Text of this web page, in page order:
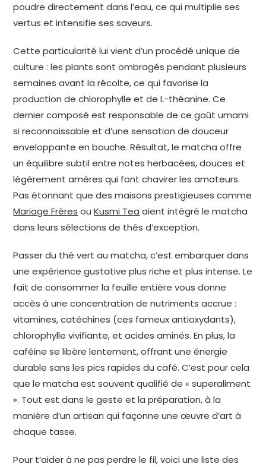
poudre directement dans l’eau, ce qui multiplie ses
vertus et intensifie ses saveurs.
Cette particularité lui vient d’un procédé unique de
culture : les plants sont ombragés pendant plusieurs
semaines avant la récolte, ce qui favorise la
production de chlorophylle et de L-théanine. Ce
dernier composé est responsable de ce goût umami
si reconnaissable et d’une sensation de douceur
enveloppante en bouche. Résultat, le matcha offre
un équilibre subtil entre notes herbacées, douces et
légèrement amères qui font chavirer les amateurs.
Pas étonnant que des maisons prestigieuses comme
Mariage Frères ouKusmi Tea aient intégré le matcha
dans leurs sélections de thés d’exception.
Passer du thé vert au matcha, c’est embarquer dans
une expérience gustative plus riche et plus intense. Le
fait de consommer la feuille entière vous donne
accès à une concentration de nutriments accrue :
vitamines, catéchines (ces fameux antioxydants),
chlorophylle vivifiante, et acides aminés. En plus, la
caféine se libère lentement, offrant une énergie
durable sans les pics rapides du café. C’est pour cela
que le matcha est souvent qualifié de « superaliment
». Tout est dans le geste et la préparation, à la
manière d’un artisan qui façonne une œuvre d’art à
chaque tasse.
Pour t’aider à ne pas perdre le fil, voici une liste des